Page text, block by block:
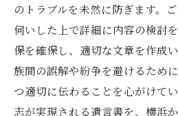
のトラブルを未然に防ぎます。
伺いした上で詳細に内容の検討
保を確保し、適切な文章を作成
族間の誤解や紛争を避けるため
つ適切に伝わることを心がけて
志が実現される遺言書を、横浜か